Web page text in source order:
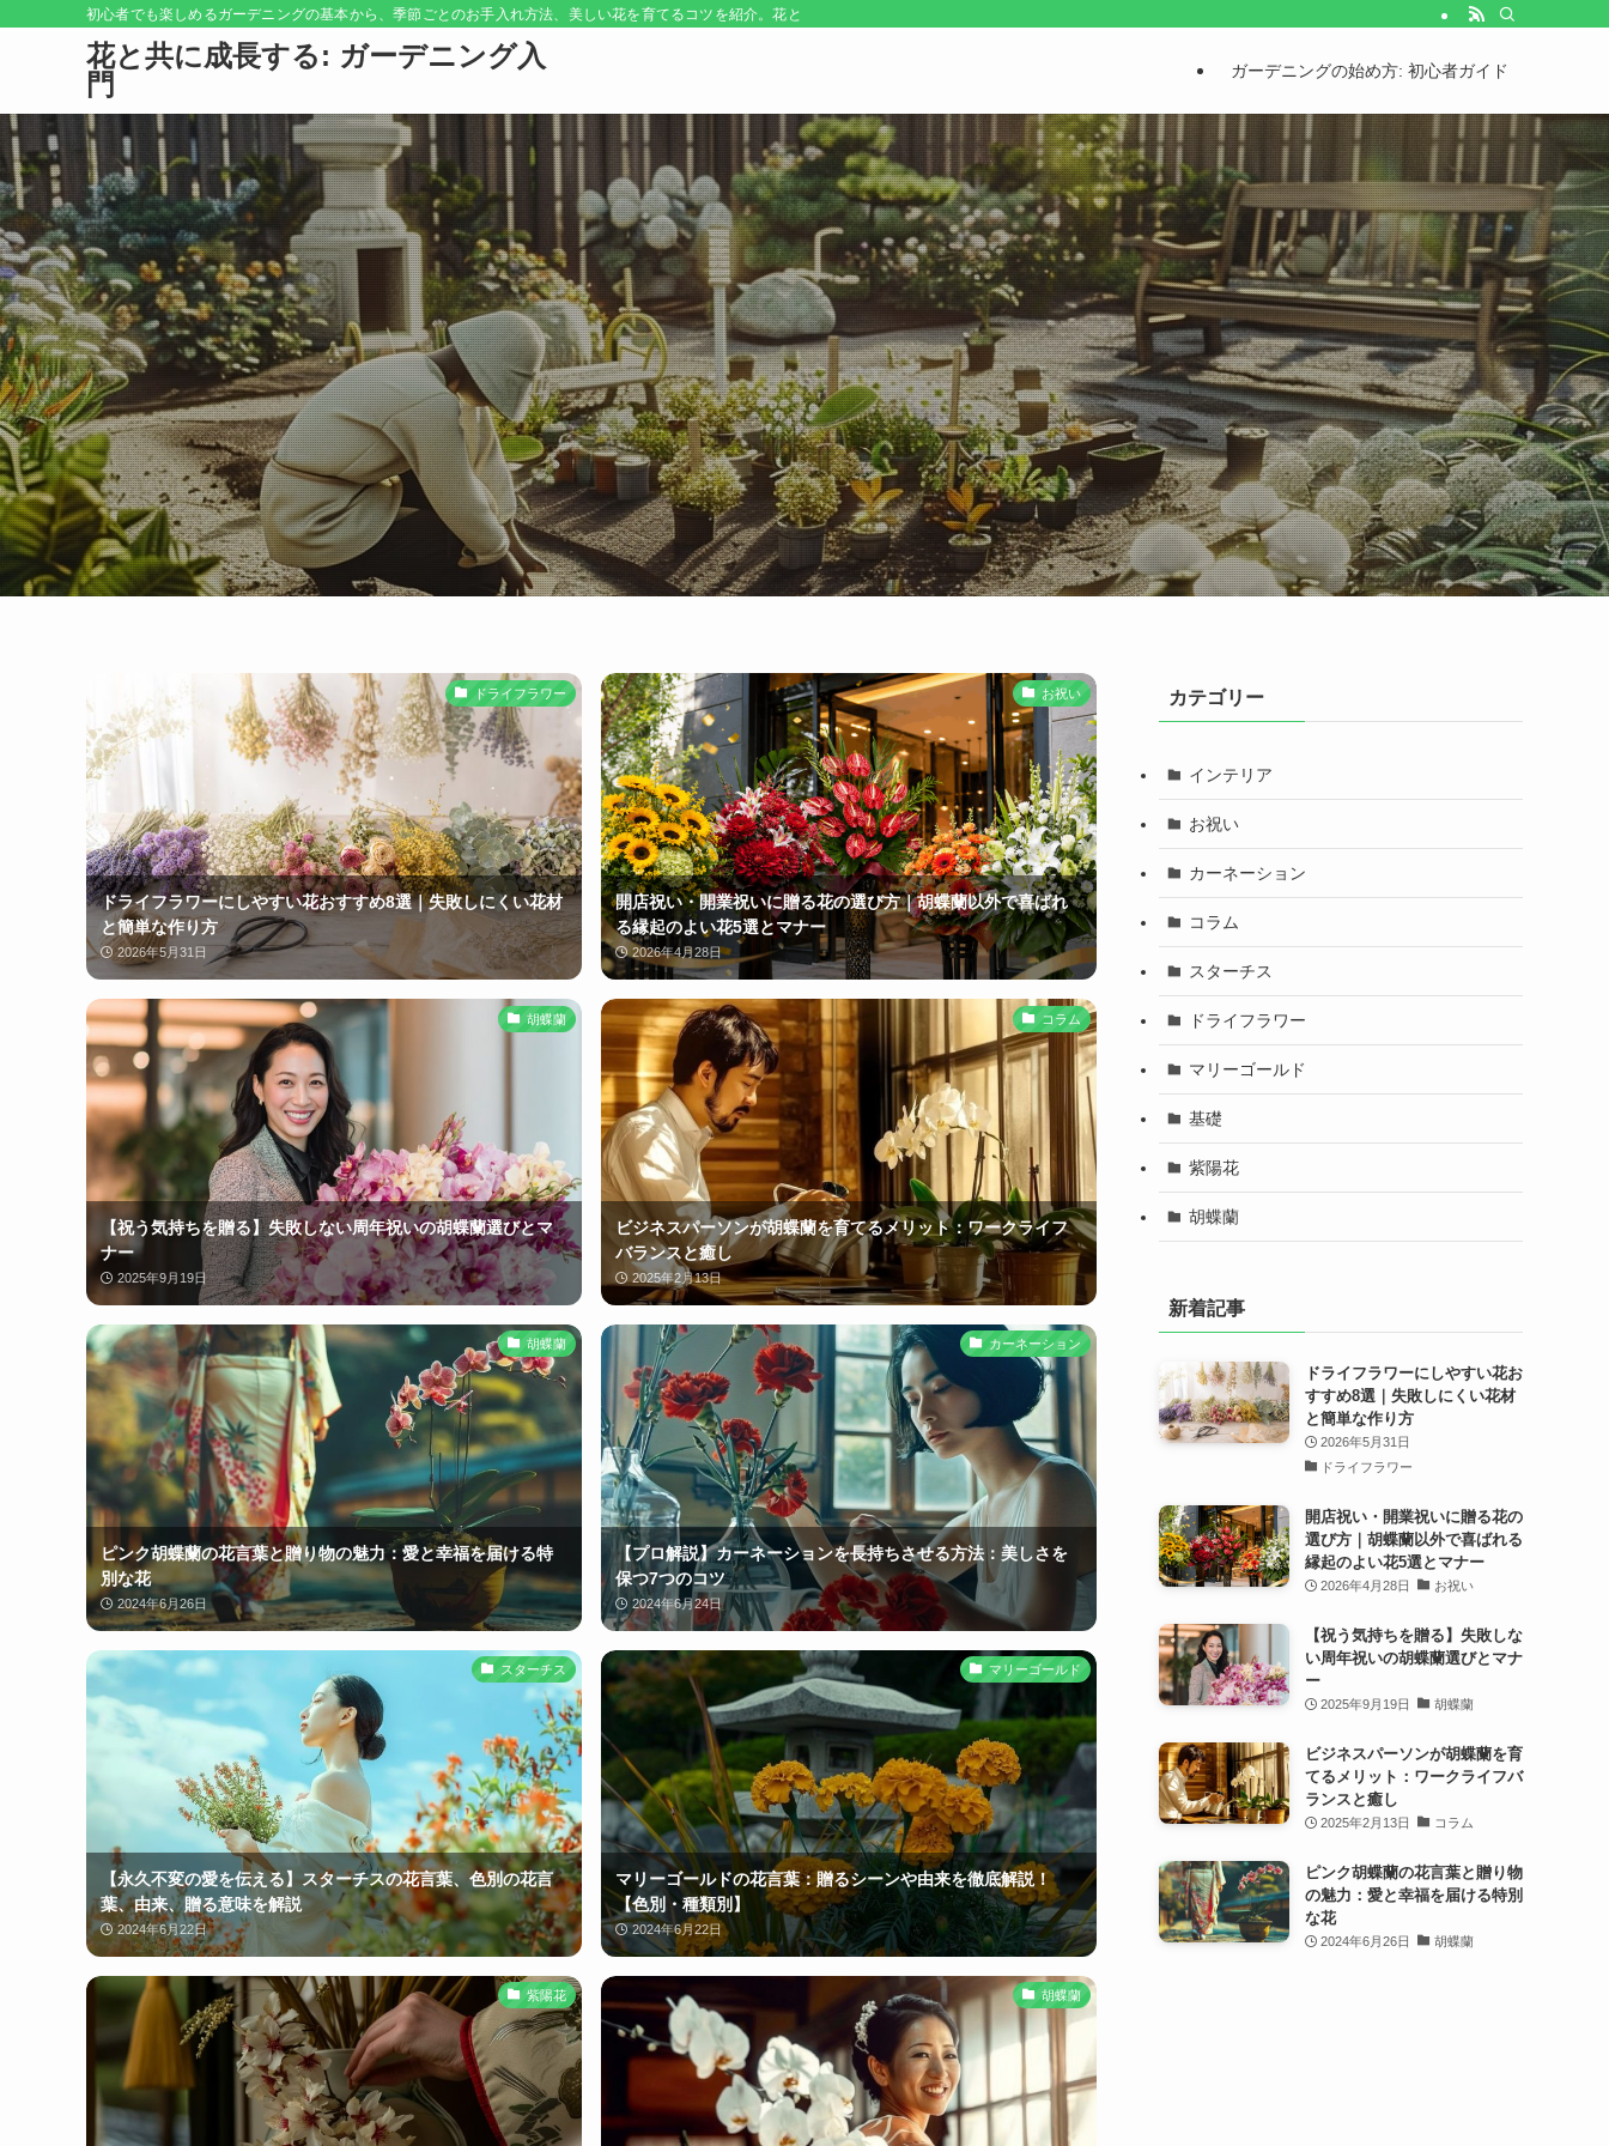
初心者でも楽しめるガーデニングの基本から、季節ごとのお手入れ方法、美しい花を育てるコツを紹介。花とともに、あなたも成長しましょう。
花と共に成長する: ガーデニング入
門
ガーデニングの始め方: 初心者ガイド
ドライフラワー
ドライフラワーにしやすい花おすすめ8選｜失敗しにくい花材
と簡単な作り方
2026年5月31日
お祝い
開店祝い・開業祝いに贈る花の選び方｜胡蝶蘭以外で喜ばれ
る縁起のよい花5選とマナー
2026年4月28日
胡蝶蘭
【祝う気持ちを贈る】失敗しない周年祝いの胡蝶蘭選びとマ
ナー
2025年9月19日
コラム
ビジネスパーソンが胡蝶蘭を育てるメリット：ワークライフ
バランスと癒し
2025年2月13日
胡蝶蘭
ピンク胡蝶蘭の花言葉と贈り物の魅力：愛と幸福を届ける特
別な花
2024年6月26日
カーネーション
【プロ解説】カーネーションを長持ちさせる方法：美しさを
保つ7つのコツ
2024年6月24日
スターチス
【永久不変の愛を伝える】スターチスの花言葉、色別の花言
葉、由来、贈る意味を解説
2024年6月22日
マリーゴールド
マリーゴールドの花言葉：贈るシーンや由来を徹底解説！
【色別・種類別】
2024年6月22日
紫陽花 胡蝶蘭
カテゴリー
インテリア
お祝い
カーネーション
コラム
スターチス
ドライフラワー
マリーゴールド
基礎
紫陽花
胡蝶蘭
新着記事
ドライフラワーにしやすい花お
すすめ8選｜失敗しにくい花材
と簡単な作り方
2026年5月31日
ドライフラワー
開店祝い・開業祝いに贈る花の
選び方｜胡蝶蘭以外で喜ばれる
縁起のよい花5選とマナー
2026年4月28日 お祝い
【祝う気持ちを贈る】失敗しな
い周年祝いの胡蝶蘭選びとマナ
ー
2025年9月19日 胡蝶蘭
ビジネスパーソンが胡蝶蘭を育
てるメリット：ワークライフバ
ランスと癒し
2025年2月13日 コラム
ピンク胡蝶蘭の花言葉と贈り物
の魅力：愛と幸福を届ける特別
な花
2024年6月26日 胡蝶蘭